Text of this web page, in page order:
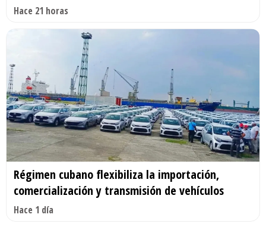
Hace 21 horas
Régimen cubano flexibiliza la importación,
comercialización y transmisión de vehículos
Hace 1 día